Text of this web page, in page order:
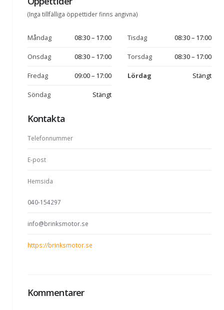
(Inga tillfälliga öppettider finns angivna)
Måndag 08:30 – 17:00 Tisdag 08:30 – 17:00
Onsdag 08:30 – 17:00 Torsdag 08:30 – 17:00
Fredag 09:00 – 17:00 Lördag Stängt
Söndag Stängt
Kontakta
Telefonnummer
E-post
Hemsida
040-154297
info@brinksmotor.se
https://brinksmotor.se
Kommentarer